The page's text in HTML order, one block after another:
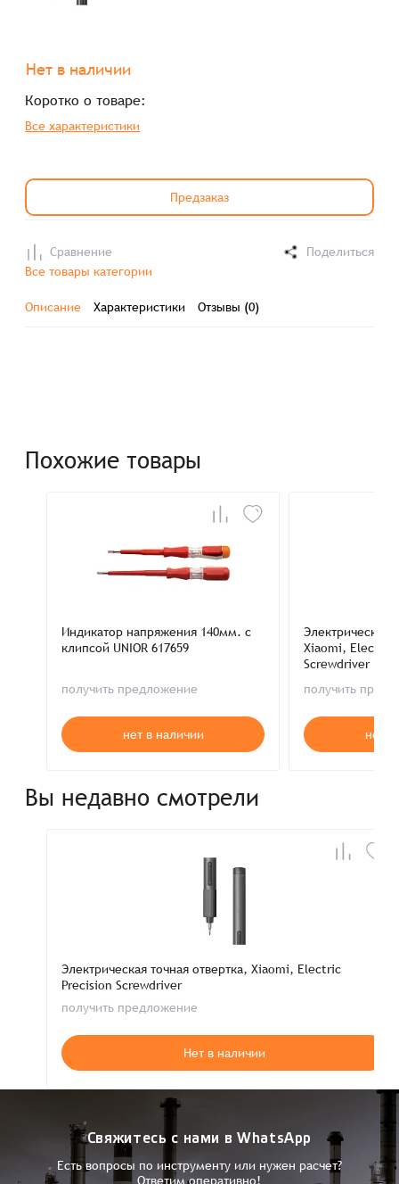
Нет в наличии
Коротко о товаре:
Все характеристики
Предзаказ
Сравнение
Поделиться
Все товары категории
Описание Характеристики Отзывы (0)
Похожие товары
Индикатор напряжения 140мм. с
клипсой UNIOR 617659
получить предложение
нет в наличии
Электрическая
Xiaomi, Electric
Screwdriver
получить
нет в
Вы недавно смотрели
Электрическая точная отвертка, Xiaomi, Electric
Precision Screwdriver
получить предложение
Нет в наличии
Свяжитесь с нами в WhatsApp
Есть вопросы по инструменту или нужен расчет?
Ответим оперативно!